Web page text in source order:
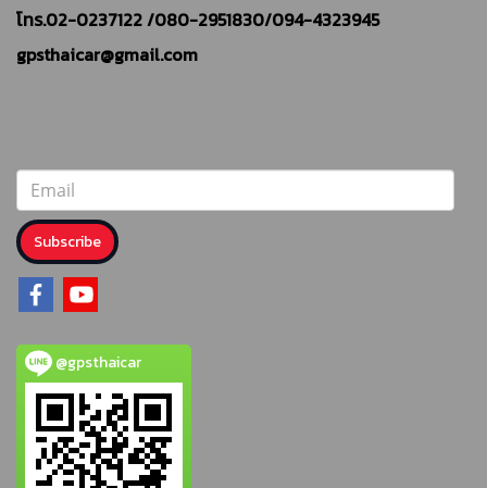
โทร.02-0237122 /080-2951830/094-4323945
gpsthaicar@gmail.com
Subscribe
@gpsthaicar